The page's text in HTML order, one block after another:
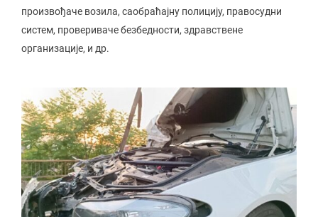
произвођаче возила, саобраћајну полицију, правосудни
систем, провериваче безбедности, здравствене
организације, и др.